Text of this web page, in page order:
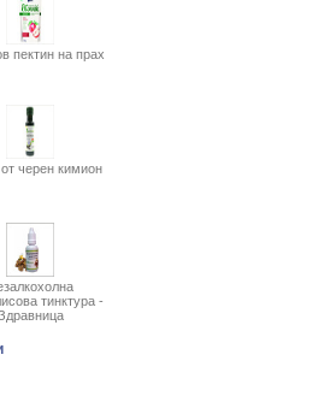
пектин на прах
черен кимион
тинктура -